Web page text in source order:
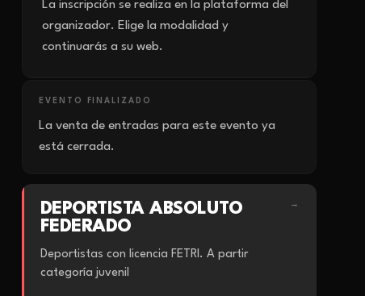
La inscripción se realiza en la plataforma del
organizador. Elige la modalidad y
continuarás a su web.
EVENTO FINALIZADO
La venta de entradas para este evento ya
está cerrada.
DEPORTISTA ABSOLUTO
FEDERADO
→
Deportistas con licencia FETRI. A partir
categoría juvenil